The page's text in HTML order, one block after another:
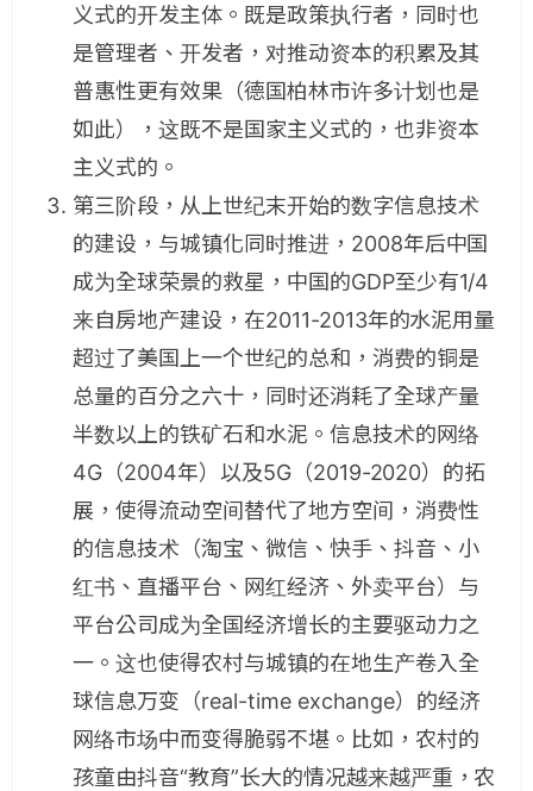
义式的开发主体。既是政策执行者，同时也
是管理者、开发者，对推动资本的积累及其
普惠性更有效果（德国柏林市许多计划也是
如此），这既不是国家主义式的，也非资本
主义式的。
第三阶段，从上世纪末开始的数字信息技术
的建设，与城镇化同时推进，2008年后中国
成为全球荣景的救星，中国的GDP至少有1/4
来自房地产建设，在2011-2013年的水泥用量
超过了美国上一个世纪的总和，消费的铜是
总量的百分之六十，同时还消耗了全球产量
半数以上的铁矿石和水泥。信息技术的网络
4G（2004年）以及5G（2019-2020）的拓
展，使得流动空间替代了地方空间，消费性
的信息技术（淘宝、微信、快手、抖音、小
红书、直播平台、网红经济、外卖平台）与
平台公司成为全国经济增长的主要驱动力之
一。这也使得农村与城镇的在地生产卷入全
球信息万变（real-time exchange）的经济
网络市场中而变得脆弱不堪。比如，农村的
孩童由抖音“教育”长大的情况越来越严重，农